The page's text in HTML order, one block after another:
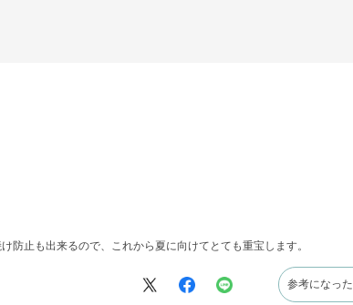
防止も出来るので、これから夏に向けてとても重宝します。
参考になった